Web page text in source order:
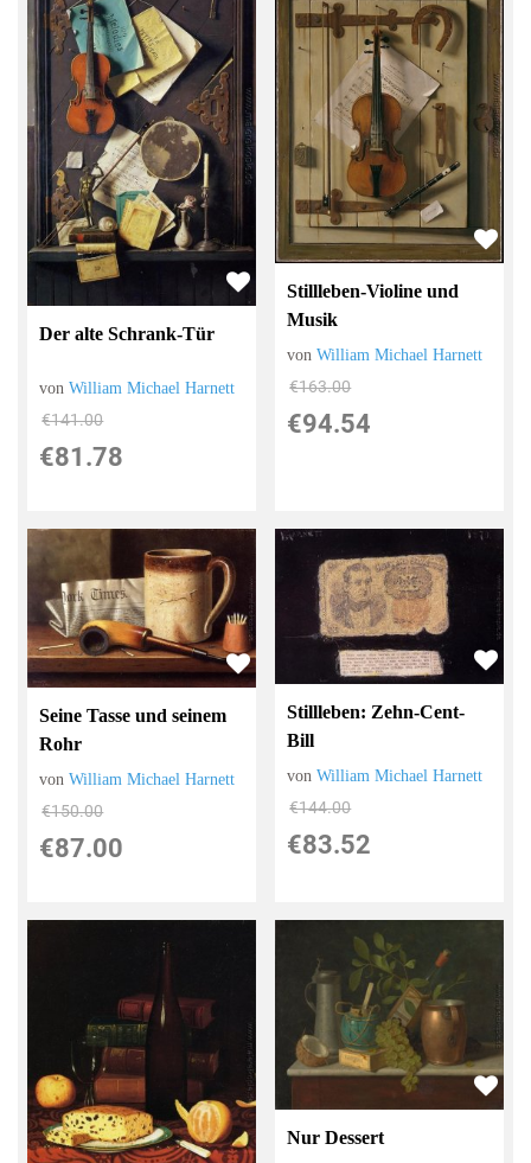
Der alte Schrank-Tür
vonWilliam Michael Harnett
€141.00
€81.78
Stillleben-Violine und
Musik
vonWilliam Michael Harnett
€163.00
€94.54
Seine Tasse und seinem
Rohr
vonWilliam Michael Harnett
€150.00
€87.00
Stillleben: Zehn-Cent-
Bill
vonWilliam Michael Harnett
€144.00
€83.52
Nur Dessert